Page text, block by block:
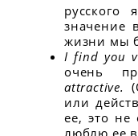
русского
значение
жизни мы
I find you
очень
attractive.
или
ее, это не